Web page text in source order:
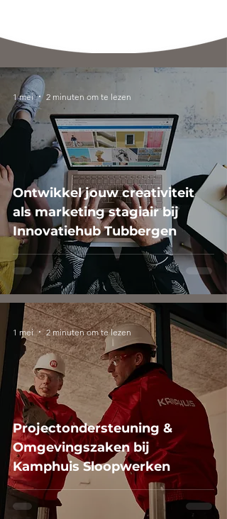
Ontwikkel jouw creativiteit
als marketing stagiair bij
Innovatiehub Tubbergen
1 mei 2 minuten om te lezen
Projectondersteuning &
Omgevingszaken bij
Kamphuis Sloopwerken
1 mei 2 minuten om te lezen